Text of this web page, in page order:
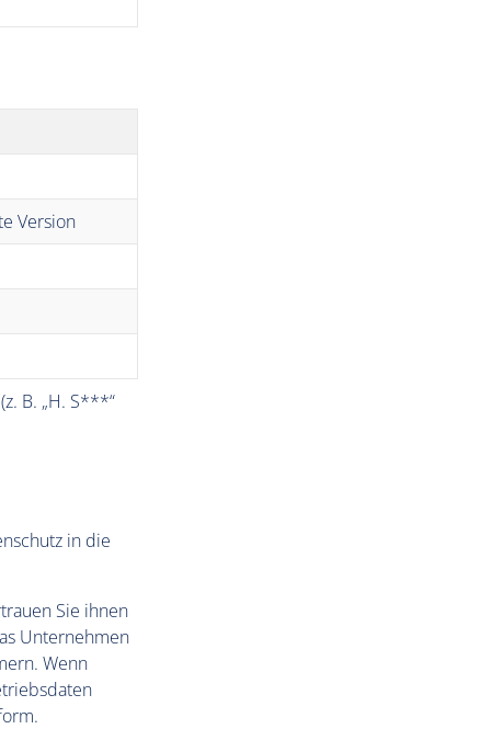
Version
B. „H. S***“
in die
Sie ihnen
Unternehmen
Wenn